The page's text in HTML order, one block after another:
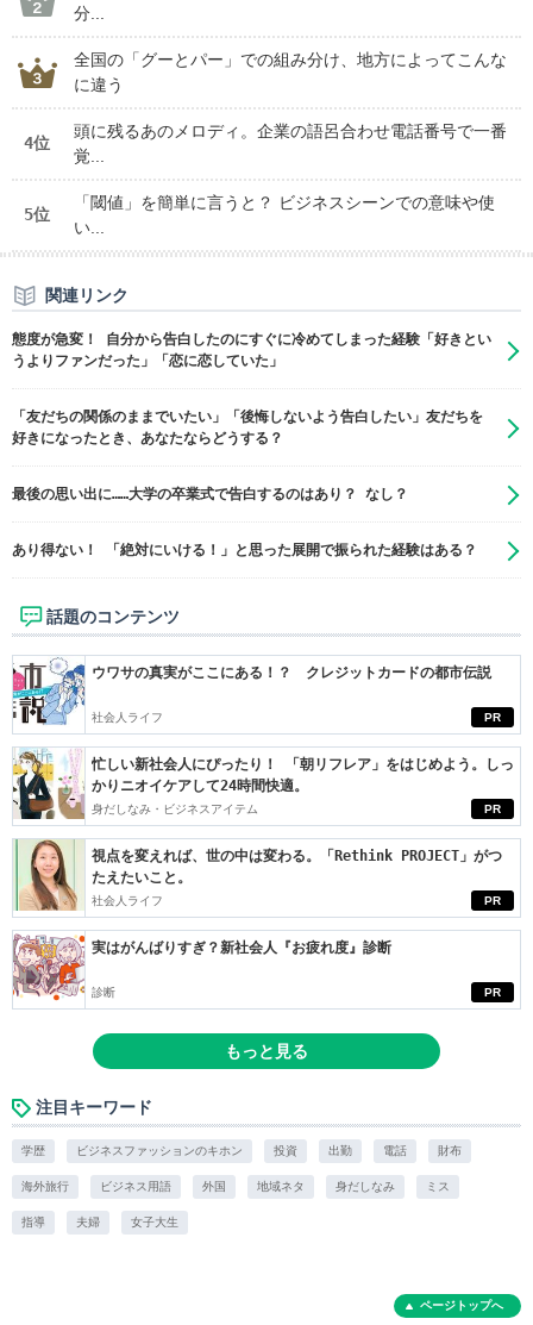
分...
全国の「グーとパー」での組み分け、地方によってこんな
に違う
4位
頭に残るあのメロディ。企業の語呂合わせ電話番号で一番
覚...
5位
「閾値」を簡単に言うと？ ビジネスシーンでの意味や使
い...
関連リンク
態度が急変！ 自分から告白したのにすぐに冷めてしまった経験「好きとい
うよりファンだった」「恋に恋していた」
「友だちの関係のままでいたい」「後悔しないよう告白したい」友だちを
好きになったとき、あなたならどうする？
最後の思い出に……大学の卒業式で告白するのはあり？ なし？
あり得ない！ 「絶対にいける！」と思った展開で振られた経験はある？
話題のコンテンツ
PR
ウワサの真実がここにある！？ クレジットカードの都市伝説
社会人ライフ
PR
忙しい新社会人にぴったり！ 「朝リフレア」をはじめよう。しっ
かりニオイケアして24時間快適。
身だしなみ・ビジネスアイテム
PR
視点を変えれば、世の中は変わる。「Rethink PROJECT」がつ
たえたいこと。
社会人ライフ
PR
実はがんばりすぎ？新社会人『お疲れ度』診断
診断
もっと見る
注目キーワード
学歴 ビジネスファッションのキホン 投資 出勤 電話 財布
海外旅行 ビジネス用語 外国 地域ネタ 身だしなみ ミス
指導 夫婦 女子大生
ページトップへ